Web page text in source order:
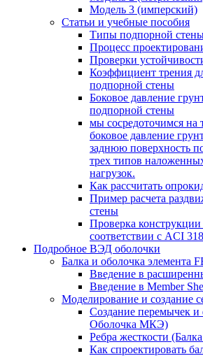
Модель 3 (имперский)
Статьи и учебные пособия
Типы подпорной
Процесс
Проверки
Коэффициент трения
подпорной стены
Боковое давление
подпорной стены
мы сосредоточимся на
боковое давление
заднюю поверхность
трех типов
нагрузок.
Как рассчитать
Пример расчета
стены
Проверка
соответствии с ACI 318
Подробное ВЭД оболочки
Балка и оболочка элемента
Введение в
Введение в Member
Моделирование и создание
Создание перемычек и
Оболочка МКЭ)
Ребра жесткости
Как спроектировать